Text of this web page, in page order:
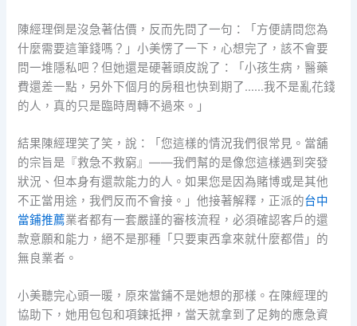
陳經理倒是沒急著估價，反而先問了一句：「方便請問您為
什麼需要這筆錢嗎？」小美愣了一下，心想完了，該不會要
問一堆隱私吧？但她還是硬著頭皮說了：「小孩生病，醫藥
費還差一點，另外下個月的房租也快到期了……我不是亂花錢
的人，真的只是臨時周轉不過來。」
結果陳經理笑了笑，說：「您這樣的情況我們很常見。當舖
的宗旨是『救急不救窮』——我們幫的是像您這樣遇到突發
狀況、但本身有還款能力的人。如果您是因為賭博或是其他
不正當用途，我們反而不會接。」他接著解釋，正派的台中
當鋪推薦業者都有一套嚴謹的審核流程，必須確認客戶的還
款意願和能力，絕不是那種「只要東西拿來就什麼都借」的
無良業者。
小美聽完心頭一暖，原來當鋪不是她想的那樣。在陳經理的
協助下，她用包包和項鍊抵押，當天就拿到了足夠的應急資